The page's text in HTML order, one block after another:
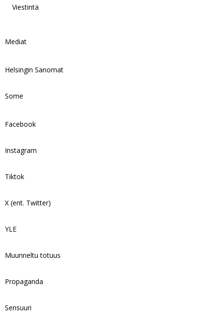
Viestintä
Mediat
Helsingin Sanomat
Some
Facebook
Instagram
Tiktok
X (ent. Twitter)
YLE
Muunneltu totuus
Propaganda
Sensuuri